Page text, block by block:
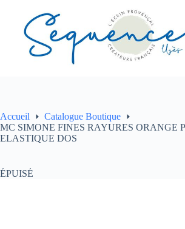
contenu
Accueil
Catalogue Boutique
MC SIMONE FINES RAYURES ORANGE
ELASTIQUE DOS
ÉPUISÉ